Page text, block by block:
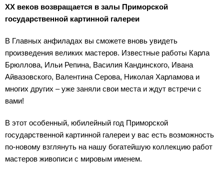
XX веков возвращается в залы Приморской
государственной картинной галереи
В Главных анфиладах вы сможете вновь увидеть
произведения великих мастеров. Известные работы Карла
Брюллова, Ильи Репина, Василия Кандинского, Ивана
Айвазовского, Валентина Серова, Николая Харламова и
многих других – уже заняли свои места и ждут встречи с
вами!
В этот особенный, юбилейный год Приморской
государственной картинной галереи у вас есть возможность
по-новому взглянуть на нашу богатейшую коллекцию работ
мастеров живописи с мировым именем.